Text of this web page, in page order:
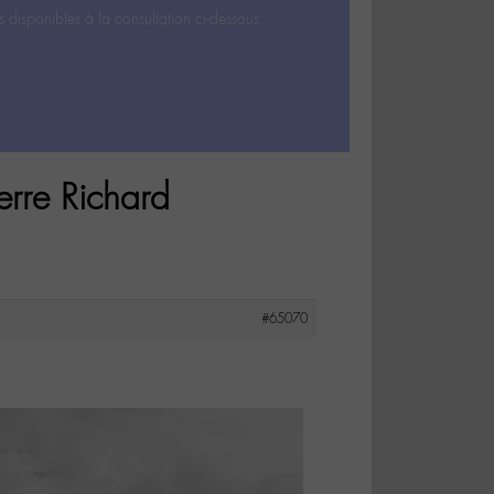
disponibles à la consultation ci-dessous.
Richard
#65070